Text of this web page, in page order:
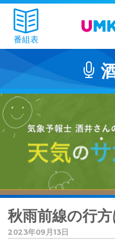
番組表
秋雨前線の行方
2023年09月13日